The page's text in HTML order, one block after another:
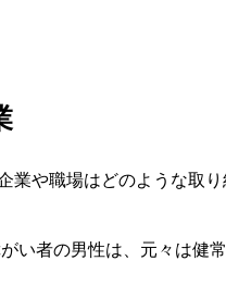
や職場はどのような取り
い者の男性は、元々は健